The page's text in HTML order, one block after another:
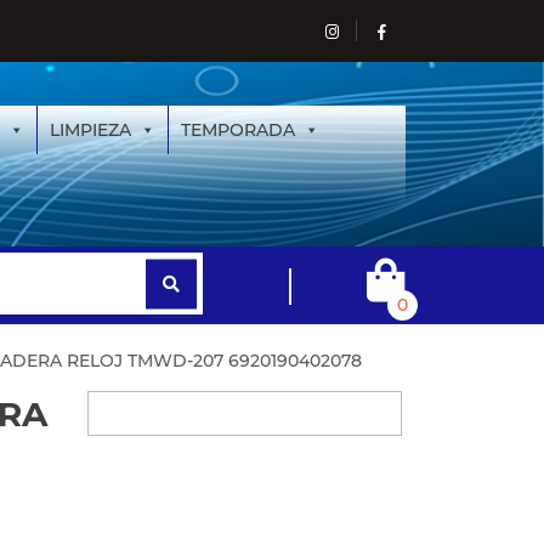
LIMPIEZA TEMPORADA
0
RELOJ TMWD-207 6920190402078